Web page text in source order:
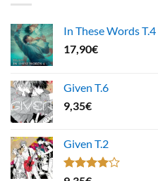
In These Words
17,90€
Given T.6
9,35€
Given T.2